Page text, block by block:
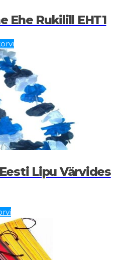
Ehe Rukilill EHT1
Lipu Värvides